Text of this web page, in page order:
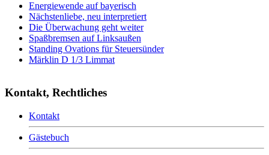
Energiewende auf bayerisch
Nächstenliebe, neu interpretiert
Die Überwachung geht weiter
Spaßbremsen auf Linksaußen
Standing Ovations für Steuersünder
Märklin D 1/3 Limmat
Kontakt, Rechtliches
Kontakt
Gästebuch